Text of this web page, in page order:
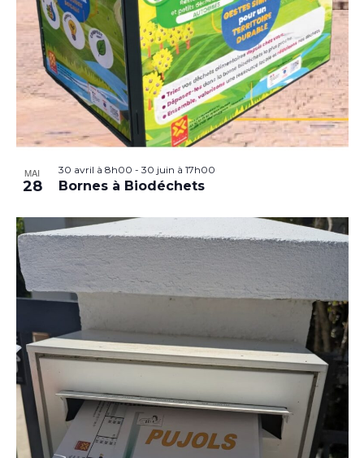
MAI
28
30 avril à 8h00 - 30 juin à 17h00
Bornes à Biodéchets